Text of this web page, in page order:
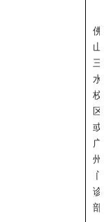
佛
山
三
水
校
区
或
广
州
诊
部